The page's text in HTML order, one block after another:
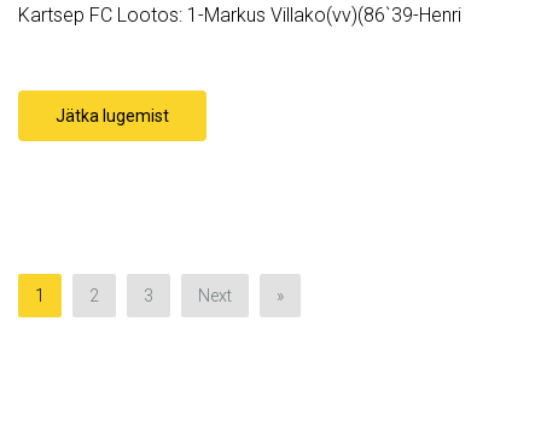
Kartsep FC Lootos: 1-Markus Villako(vv)(86`39-Henri
Jätka lugemist
1 2 3 Next »